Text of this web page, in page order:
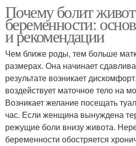
Почему болит
беременности:
и рекомендации
Чем ближе роды, тем больше
размерах. Она начинает
результате возникает
воздействует маточное тело на
Возникает желание посещать
час. Если женщина вынуждена
режущие боли внизу живота.
беременности обостряется